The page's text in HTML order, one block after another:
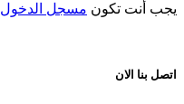
يجب أنت تكون مسجل الدخول
اتصل بنا الان